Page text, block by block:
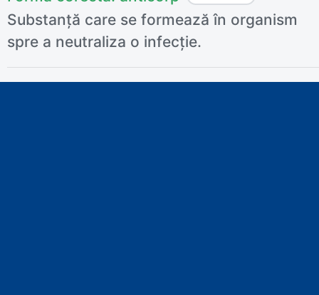
Substanță care se formează în organism
spre a neutraliza o infecție.